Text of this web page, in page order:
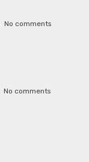
No comments
No comments